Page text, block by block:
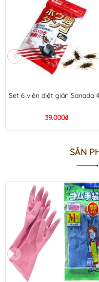
Set 6 viên diệt gián Sanada
39.000₫
SẢN